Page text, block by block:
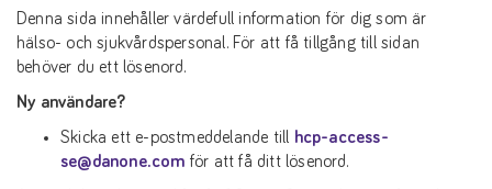
Denna sida innehåller värdefull information för dig som är
hälso- och sjukvårdspersonal. För att få tillgång till sidan
behöver du ett lösenord.
Ny användare?
Skicka ett e-postmeddelande till
hcp-access-
se@danone.com för att få ditt lösenord.